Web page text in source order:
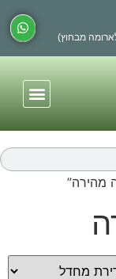
מהירה”